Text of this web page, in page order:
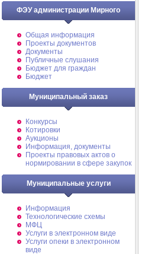
ФЭУ администрации Мирного
Общая информация
Проекты документов
Документы
Публичные слушания
Бюджет для граждан
Бюджет
Муниципальный заказ
Конкурсы
Котировки
Аукционы
Информация, документы
Проекты правовых актов о
нормировании в сфере закупок
Муниципальные услуги
Информация
Технологические схемы
МФЦ
Услуги в электронном виде
Услуги опеки в электронном
виде